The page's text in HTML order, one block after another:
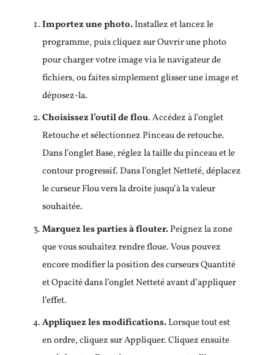
Importez une photo.Installez et lancez le
programme, puis cliquez sur Ouvrir une photo
pour charger votre image via le navigateur de
fichiers, ou faites simplement glisser une image et
déposez-la.
Choisissez l’outil de flou. Accédez à l’onglet
Retouche et sélectionnez Pinceau de retouche.
Dans l’onglet Base, réglez la taille du pinceau et le
contour progressif. Dans l’onglet Netteté, déplacez
le curseur Flou vers la droite jusqu’à la valeur
souhaitée.
Marquez les parties à flouter.Peignez la zone
que vous souhaitez rendre floue. Vous pouvez
encore modifier la position des curseurs Quantité
et Opacité dans l’onglet Netteté avant d’appliquer
l’effet.
Appliquez les modifications.Lorsque tout est
en ordre, cliquez sur Appliquer. Cliquez ensuite